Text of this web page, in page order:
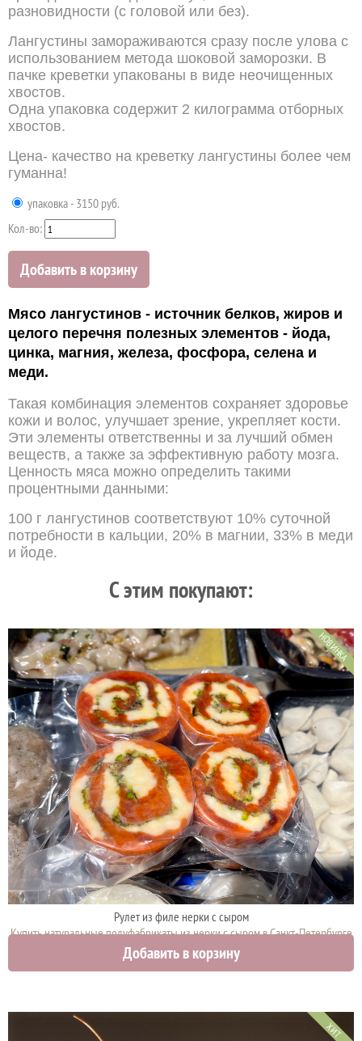
разновидности (с головой или без).
Лангустины замораживаются сразу после улова с
использованием метода шоковой заморозки. В
пачке креветки упакованы в виде неочищенных
хвостов.
Одна упаковка содержит 2 килограмма отборных
хвостов.
Цена- качество на креветку лангустины более чем
гуманна!
упаковка - 3150 руб.
Кол-во:
Добавить в корзину
Мясо лангустинов - источник белков, жиров и
целого перечня полезных элементов - йода,
цинка, магния, железа, фосфора, селена и
меди.
Такая комбинация элементов сохраняет здоровье
кожи и волос, улучшает зрение, укрепляет кости.
Эти элементы ответственны и за лучший обмен
веществ, а также за эффективную работу мозга.
Ценность мяса можно определить такими
процентными данными:
100 г лангустинов соответствуют 10% суточной
потребности в кальции, 20% в магнии, 33% в меди
и йоде.
C этим покупают:
НОВИНКА
Рулет из филе нерки с сыром
Купить натуральные полуфабрикаты из нерки с сыром в Санкт-Петербурге
2700 руб.
Добавить в корзину
ХИТ